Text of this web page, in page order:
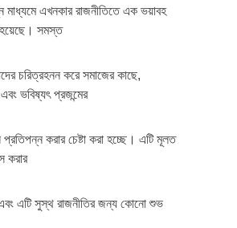
মাধ্যমে এখনকার রাজনীতিতে এক ভয়াবহ
হয়েছে। সমস্ত
চরিত্রহনন করে সমাজের কাছে,
ভবিষ্যৎ প্রজন্মের
প্রতিপন্ন করার চেষ্টা করা হচ্ছে। এটি মূলত
করার
এটি সুস্থ রাজনীতির জন্য কোনো শুভ